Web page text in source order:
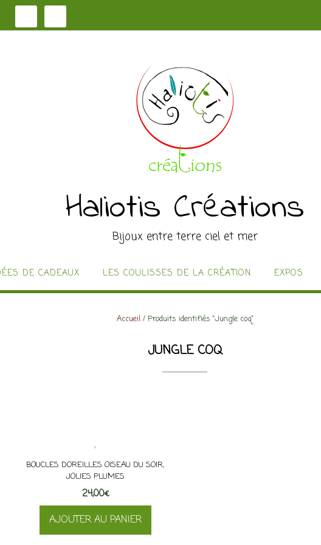
Haliotis Créations
Bijoux entre terre ciel et mer
DE CADEAUX LES COULISSES DE LA CRÉATION EXPOS
Accueil/ Produits identifiés “Jungle coq”
JUNGLE COQ
BOUCLES DOREILLES OISEAU DU SOIR,
JOLIES PLUMES
24,00€
AJOUTER AU PANIER